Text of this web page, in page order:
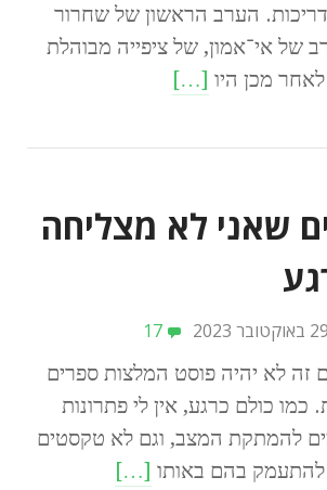
הערב הראשון של שחרור
של אי־אמון, של ציפייה מבוהלת
מכן היו […]
שאני לא מצליחה
29 באוקטובר 2023 17
לא יהיה פוסט המלצות ספרים
כמו כולם כרגע, אין לי פתרונות
להמתקת המצב, וגם לא טקסטים
בהם באותו […]